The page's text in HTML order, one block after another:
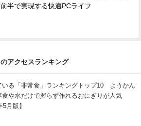
半で実現する快適PCライフ
アクセスランキング
いる「非常食」ランキングトップ10 ようかん
食や水だけで握らず作れるおにぎりが人気
5月版】